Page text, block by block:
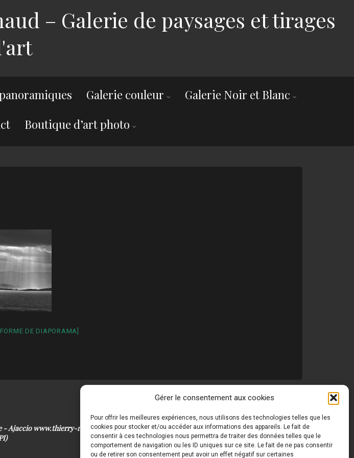
Gérer le consentement aux cookies
Pour offrir les meilleures expériences, nous utilisons des technologies telles que les
cookies pour stocker et/ou accéder aux informations des appareils. Le fait de
consentir à ces technologies nous permettra de traiter des données telles que le
comportement de navigation ou les ID uniques sur ce site. Le fait de ne pas consentir
ou de retirer son consentement peut avoir un effet négatif sur certaines
– Galerie de paysages et tirages
Galerie couleur
Galerie Noir et Blanc
Boutique d’art photo
DE DIAPORAMA]
- Ajaccio www.thierry-raynaud.com © Toutes les photos de ce site sont la propriété de